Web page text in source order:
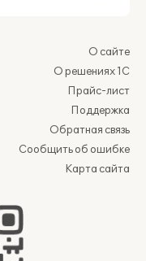
О сайте
О решениях 1С
Прайс-лист
Поддержка
Обратная связь
Сообщить об ошибке
Карта сайта